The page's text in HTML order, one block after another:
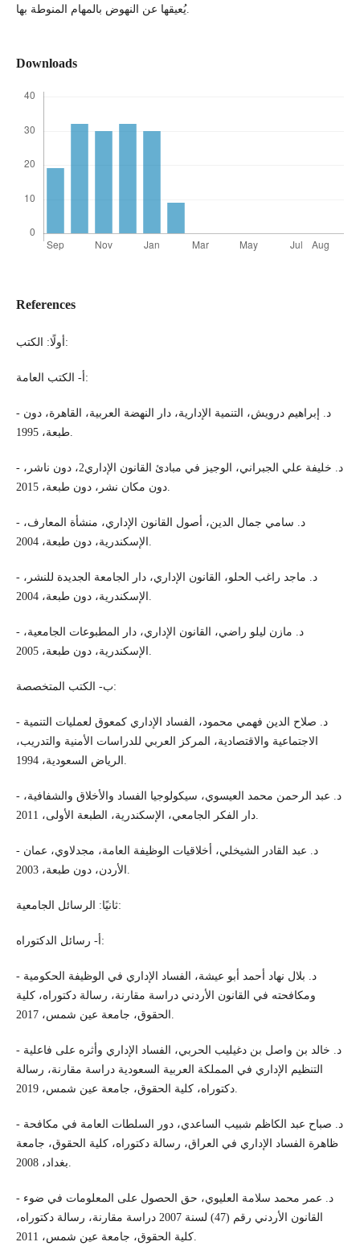
يُعيقها عن النهوض بالمهام المنوطة بها.
Downloads
References
أولًا: الكتب:
أ- الكتب العامة:
- د. إبراهيم درويش، التنمية الإدارية، دار النهضة العربية، القاهرة، دون
طبعة، 1995.
- د. خليفة علي الجبراني، الوجيز في مبادئ القانون الإداري2، دون ناشر،
دون مكان نشر، دون طبعة، 2015.
- د. سامي جمال الدين، أصول القانون الإداري، منشأة المعارف،
الإسكندرية، دون طبعة، 2004.
- د. ماجد راغب الحلو، القانون الإداري، دار الجامعة الجديدة للنشر،
الإسكندرية، دون طبعة، 2004.
- د. مازن ليلو راضي، القانون الإداري، دار المطبوعات الجامعية،
الإسكندرية، دون طبعة، 2005.
ب- الكتب المتخصصة:
- د. صلاح الدين فهمي محمود، الفساد الإداري كمعوق لعمليات التنمية
الاجتماعية والاقتصادية، المركز العربي للدراسات الأمنية والتدريب،
الرياض السعودية، 1994.
- د. عبد الرحمن محمد العيسوي، سيكولوجيا الفساد والأخلاق والشفافية،
دار الفكر الجامعي، الإسكندرية، الطبعة الأولى، 2011.
- د. عبد القادر الشيخلي، أخلاقيات الوظيفة العامة، مجدلاوي، عمان
الأردن، دون طبعة، 2003.
ثانيًا: الرسائل الجامعية:
أ- رسائل الدكتوراه:
- د. بلال نهاد أحمد أبو عيشة، الفساد الإداري في الوظيفة الحكومية
ومكافحته في القانون الأردني دراسة مقارنة، رسالة دكتوراه، كلية
الحقوق، جامعة عين شمس، 2017.
- د. خالد بن واصل بن دغيليب الحربي، الفساد الإداري وأثره على فاعلية
التنظيم الإداري في المملكة العربية السعودية دراسة مقارنة، رسالة
دكتوراه، كلية الحقوق، جامعة عين شمس، 2019.
- د. صباح عبد الكاظم شبيب الساعدي، دور السلطات العامة في مكافحة
ظاهرة الفساد الإداري في العراق، رسالة دكتوراه، كلية الحقوق، جامعة
بغداد، 2008.
- د. عمر محمد سلامة العليوي، حق الحصول على المعلومات في ضوء
القانون الأردني رقم (47) لسنة 2007 دراسة مقارنة، رسالة دكتوراه،
كلية الحقوق، جامعة عين شمس، 2011.